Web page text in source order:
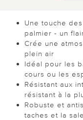
Une touche
palmier - un
Crée une
plein air
Idéal pour les
cours ou les
Résistant aux
résistant à la
Robuste et
taches et la